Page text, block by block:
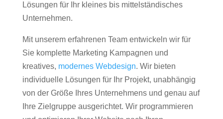
Lösungen für Ihr kleines bis mittelständisches
Unternehmen.
Mit unserem erfahrenen Team entwickeln wir für
Sie komplette Marketing Kampagnen und
kreatives, modernes Webdesign. Wir bieten
individuelle Lösungen für Ihr Projekt, unabhängig
von der Größe Ihres Unternehmens und genau auf
Ihre Zielgruppe ausgerichtet. Wir programmieren